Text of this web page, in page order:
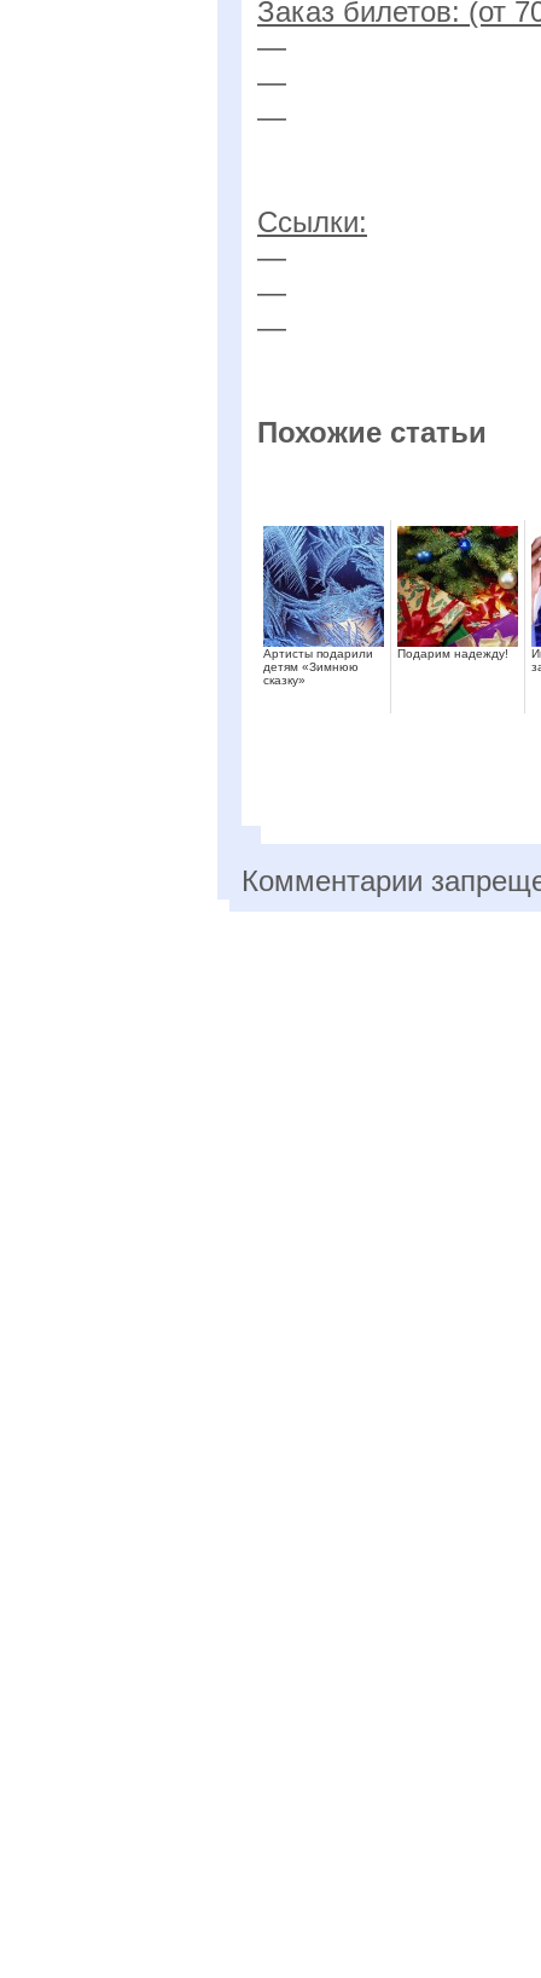
Заказ билетов: (от
—
—
—
Ссылки:
—
—
—
Похожие статьи
Артисты подарили
детям «Зимнюю
сказку»
Подарим надежду!
Комментарии